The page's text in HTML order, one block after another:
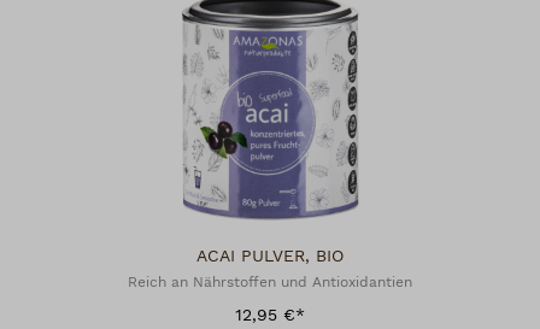
ACAI PULVER, BIO
Reich an Nährstoffen und Antioxidantien
12,95 €*